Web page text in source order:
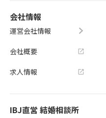
会社情報
運営会社情報
会社概要
求人情報
IBJ直営 結婚相談所